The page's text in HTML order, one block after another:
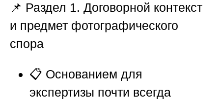
📌 Раздел 1. Договорной контекст
и предмет фотографического
спора
📋 Основанием для
экспертизы почти всегда